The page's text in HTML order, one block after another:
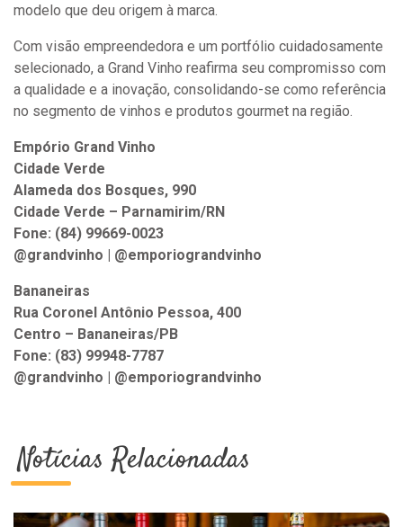
modelo que deu origem à marca.
Com visão empreendedora e um portfólio cuidadosamente
selecionado, a Grand Vinho reafirma seu compromisso com
a qualidade e a inovação, consolidando-se como referência
no segmento de vinhos e produtos gourmet na região.
Empório Grand Vinho
Cidade Verde
Alameda dos Bosques, 990
Cidade Verde – Parnamirim/RN
Fone: (84) 99669-0023
@grandvinho | @emporiograndvinho
Bananeiras
Rua Coronel Antônio Pessoa, 400
Centro – Bananeiras/PB
Fone: (83) 99948-7787
@grandvinho | @emporiograndvinho
Notícias Relacionadas